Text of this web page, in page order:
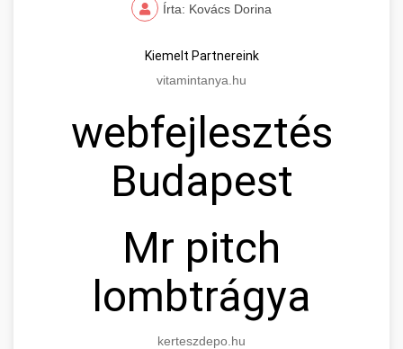
Írta: Kovács Dorina
Kiemelt Partnereink
vitamintanya.hu
webfejlesztés
Budapest
Mr pitch
lombtrágya
kerteszdepo.hu